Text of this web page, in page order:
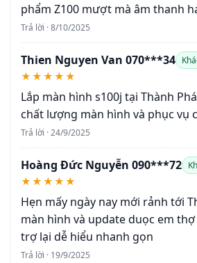
phẩm Z100 mượt mà âm thanh
Trả lời · 8/10/2025
Thien Nguyen Van 070***34
★★★★★
Lắp màn hình s100j tại Thành
chất lượng màn hình và phục vụ
Trả lời · 24/9/2025
Hoàng Đức Nguyễn 090***72
★★★★★
Hẹn mấy ngày nay mới rảnh tới
màn hình và update duọc em
trợ lại dễ hiểu nhanh gọn
Trả lời · 19/9/2025